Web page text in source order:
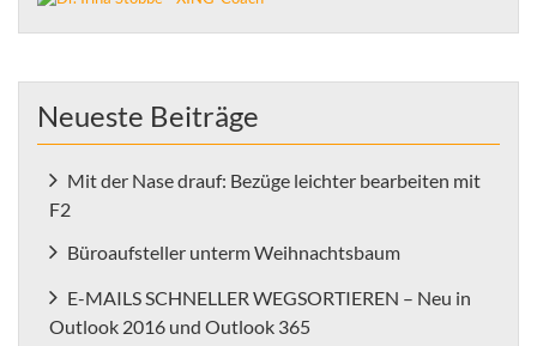
Neueste Beiträge
Mit der Nase drauf: Bezüge leichter bearbeiten mit
F2
Büroaufsteller unterm Weihnachtsbaum
E-MAILS SCHNELLER WEGSORTIEREN – Neu in
Outlook 2016 und Outlook 365